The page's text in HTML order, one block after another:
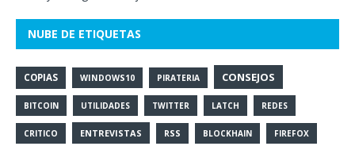
NUBE DE ETIQUETAS
COPIAS WINDOWS10 PIRATERIA CONSEJOS
BITCOIN UTILIDADES TWITTER LATCH REDES
CRITICO ENTREVISTAS RSS BLOCKHAIN FIREFOX